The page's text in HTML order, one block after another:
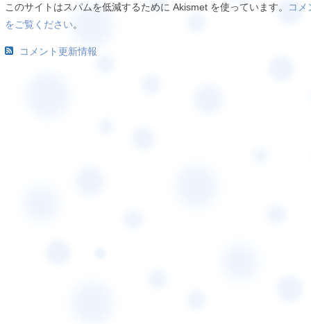
このサイトはスパムを低減するために Akismet を使っています。
コメ
をご覧ください。
コメント更新情報